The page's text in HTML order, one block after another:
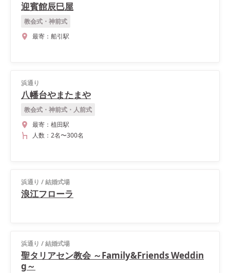
迎賓館辰巳屋
教会式・神前式
最寄： 船引駅
浜通り
八幡台やまたまや
教会式・神前式・人前式
最寄： 植田駅
人数： 2名〜300名
浜通り /結婚式場
浪江フローラ
浜通り /結婚式場
聖タリアセン教会 ～Family&Friends Weddin
g～